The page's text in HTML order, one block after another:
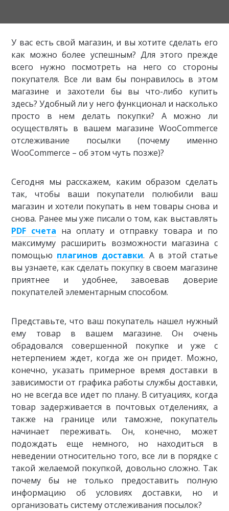
У вас есть свой магазин, и вы хотите сделать его
как можно более успешным? Для этого прежде
всего нужно посмотреть на него со стороны
покупателя. Все ли вам бы понравилось в этом
магазине и захотели бы вы что-либо купить
здесь? Удобный ли у него функционал и насколько
просто в нем делать покупки? А можно ли
осуществлять в вашем магазине WooCommerce
отслеживание посылки (почему именно
WooCommerce – об этом чуть позже)?
Сегодня мы расскажем, каким образом сделать
так, чтобы ваши покупатели полюбили ваш
магазин и хотели покупать в нем товары снова и
снова. Ранее мы уже писали о том, как выставлять
PDF счета на оплату и отправку товара и по
максимуму расширить возможности магазина с
помощью плагинов доставки. А в этой статье
вы узнаете, как сделать покупку в своем магазине
приятнее и удобнее, завоевав доверие
покупателей элементарным способом.
Представьте, что ваш покупатель нашел нужный
ему товар в вашем магазине. Он очень
обрадовался совершенной покупке и уже с
нетерпением ждет, когда же он придет. Можно,
конечно, указать примерное время доставки в
зависимости от графика работы службы доставки,
но не всегда все идет по плану. В ситуациях, когда
товар задерживается в почтовых отделениях, а
также на границе или таможне, покупатель
начинает переживать. Он, конечно, может
подождать еще немного, но находиться в
неведении относительно того, все ли в порядке с
такой желаемой покупкой, довольно сложно. Так
почему бы не только предоставить полную
информацию об условиях доставки, но и
организовать систему отслеживания посылок?